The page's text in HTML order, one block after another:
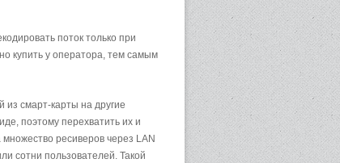
поток только при
купить у оператора, тем самым
из смарт-карты на другие
поэтому перехватить их и
ресиверов через LAN
сотни пользователей. Такой